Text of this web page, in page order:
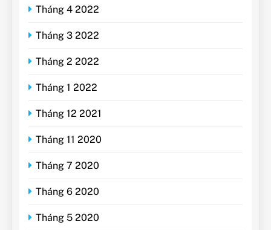
Tháng 4 2022
Tháng 3 2022
Tháng 2 2022
Tháng 1 2022
Tháng 12 2021
Tháng 11 2020
Tháng 7 2020
Tháng 6 2020
Tháng 5 2020